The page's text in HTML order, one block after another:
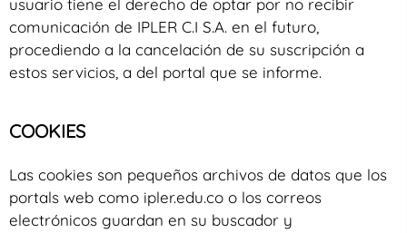
comunicación de IPLER C.I S.A. en el futuro,
procediendo a la cancelación de su suscripción a
estos servicios, a del portal que se informe.
COOKIES
Las cookies son pequeños archivos de datos que los
portals web como ipler.edu.co o los correos
electrónicos guardan en su buscador y